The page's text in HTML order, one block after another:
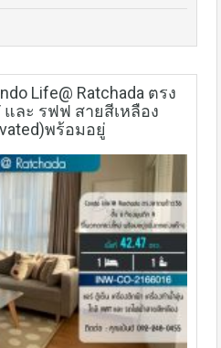
Life@ Ratchada ตรง
และ รฟฟ สายสีเหลือง
พร้อมอยู่